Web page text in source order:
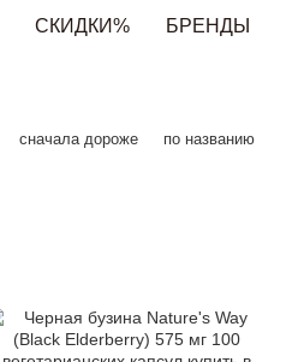
СКИДКИ% БРЕНДЫ
сначала дороже по названию